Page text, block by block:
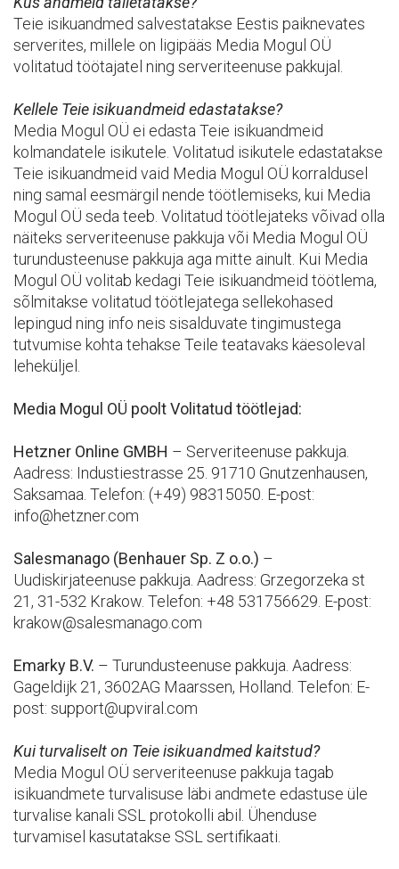
Teie isikuandmed salvestatakse Eestis paiknevates
serverites, millele on ligipääs Media Mogul OÜ
volitatud töötajatel ning serveriteenuse pakkujal.
Kellele Teie isikuandmeid edastatakse?
Media Mogul OÜ ei edasta Teie isikuandmeid
kolmandatele isikutele. Volitatud isikutele edastatakse
Teie isikuandmeid vaid Media Mogul OÜ korraldusel
ning samal eesmärgil nende töötlemiseks, kui Media
Mogul OÜ seda teeb. Volitatud töötlejateks võivad olla
näiteks serveriteenuse pakkuja või Media Mogul OÜ
turundusteenuse pakkuja aga mitte ainult. Kui Media
Mogul OÜ volitab kedagi Teie isikuandmeid töötlema,
sõlmitakse volitatud töötlejatega sellekohased
lepingud ning info neis sisalduvate tingimustega
tutvumise kohta tehakse Teile teatavaks käesoleval
leheküljel.
Media Mogul OÜ poolt Volitatud töötlejad:
Hetzner Online GMBH – Serveriteenuse pakkuja.
Aadress: Industiestrasse 25. 91710 Gnutzenhausen,
Saksamaa. Telefon: (+49) 98315050. E-post:
info@hetzner.com
Salesmanago (Benhauer Sp. Z o.o.) –
Uudiskirjateenuse pakkuja. Aadress: Grzegorzeka st
21, 31-532 Krakow. Telefon: +48 531756629. E-post:
krakow@salesmanago.com
Emarky B.V. – Turundusteenuse pakkuja. Aadress:
Gageldijk 21, 3602AG Maarssen, Holland. Telefon: E-
post: support@upviral.com
Kui turvaliselt on Teie isikuandmed kaitstud?
Media Mogul OÜ serveriteenuse pakkuja tagab
isikuandmete turvalisuse läbi andmete edastuse üle
turvalise kanali SSL protokolli abil. Ühenduse
turvamisel kasutatakse SSL sertifikaati.